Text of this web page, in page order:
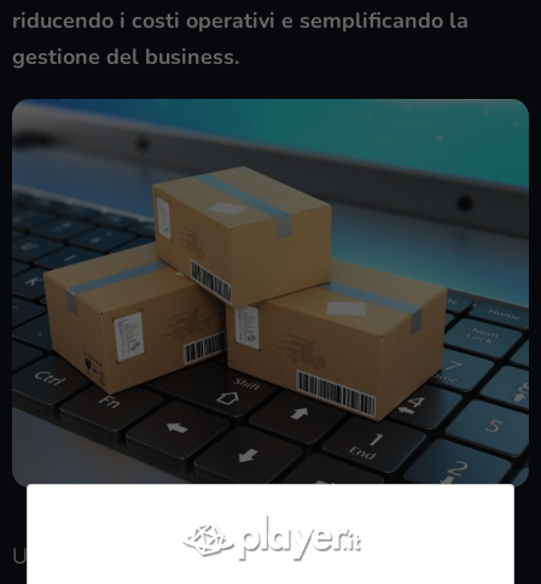
riducendo i costi operativi e semplificando la
gestione del business.
Uno dei principali vantaggi del Drop Shipping è la